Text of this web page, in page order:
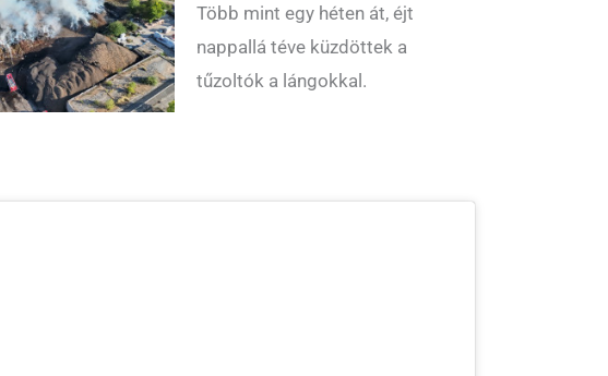
Több mint egy héten át, éjt
nappallá téve küzdöttek a
tűzoltók a lángokkal.